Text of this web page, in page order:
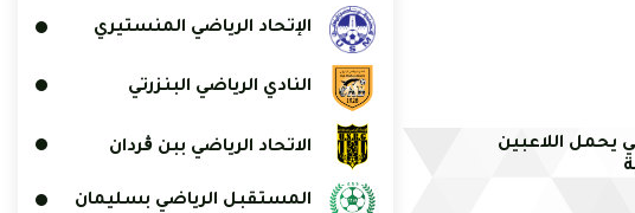
يحمل اللاعبين
الإتحاد الرياضي المنستيري
النادي الرياضي البنزرتي
الاتحاد الرياضي ببن ڨردان
المستقبل الرياضي بسليمان